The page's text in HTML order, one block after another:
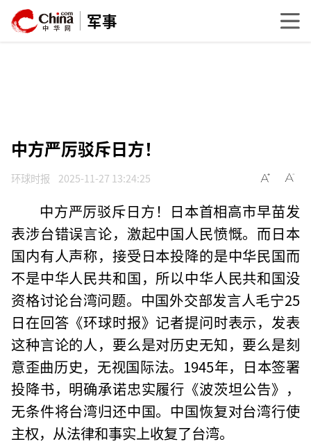
军事
中方严厉驳斥日方！
环球时报 2025-11-27 13:24:25
中方严厉驳斥日方！日本首相高市早苗发
表涉台错误言论，激起中国人民愤慨。而日本
国内有人声称，接受日本投降的是中华民国而
不是中华人民共和国，所以中华人民共和国没
资格讨论台湾问题。中国外交部发言人毛宁25
日在回答《环球时报》记者提问时表示，发表
这种言论的人，要么是对历史无知，要么是刻
意歪曲历史，无视国际法。1945年，日本签署
投降书，明确承诺忠实履行《波茨坦公告》，
无条件将台湾归还中国。中国恢复对台湾行使
主权，从法律和事实上收复了台湾。